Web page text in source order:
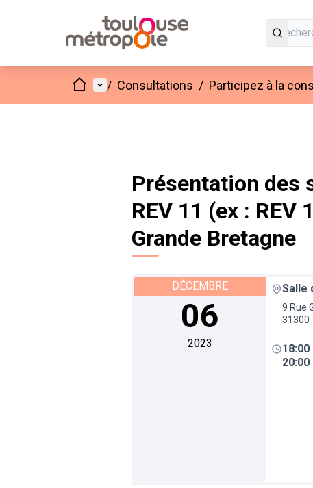
AccueilMenu principal
/ Consultations / Participez à la
Présentation des
REV 11 (ex : REV
Grande Bretagne
DÉCEMBRE
06
2023
Salle
9 Rue
31300
18:00
20:00